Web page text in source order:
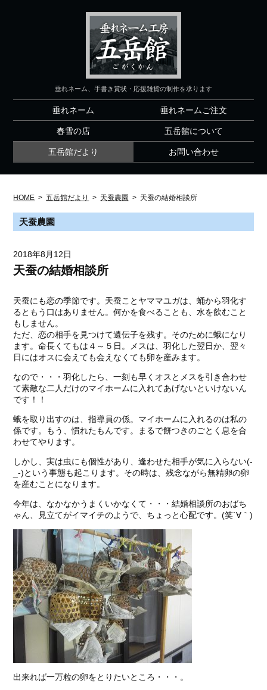
垂れネーム、手書き賞状・応援雑貨の制作を承ります
垂れネーム 垂れネームご注文
春雪の店 五岳館について
五岳館だより お問い合わせ
HOME >五岳館だより > 天蚕農園 > 天蚕の結婚相談所
天蚕農園
2018年8月12日
天蚕の結婚相談所
天蚕にも恋の季節です。天蚕ことヤママユガは、蛹から羽化す
るともう口はありません。何かを食べることも、水を飲むこと
もしません。
ただ、恋の相手を見つけて遺伝子を残す。そのために蛾になり
ます。命長くてもは４～５日。メスは、羽化した翌日か、翌々
日にはオスに会えても会えなくても卵を産みます。
なので・・・羽化したら、一刻も早くオスとメスを引き合わせ
て素敵な二人だけのマイホームに入れてあげないといけないん
です！！
蛾を取り出すのは、指導員の係。マイホームに入れるのは私の
係です。もう、慣れたもんです。まるで餅つきのごとく息を合
わせてやります。
しかし、実は虫にも個性があり、逢わせた相手が気に入らない(-
_-)という事態も起こります。その時は、残念ながら無精卵の卵
を産むことになります。
今年は、なかなかうまくいかなくて・・・結婚相談所のおばち
ゃん、見立てがイマイチのようで、ちょっと心配です。(笑´∀｀)
出来れば一万粒の卵をとりたいところ・・・。